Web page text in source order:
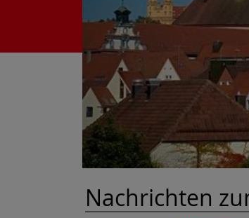
Nachrichten